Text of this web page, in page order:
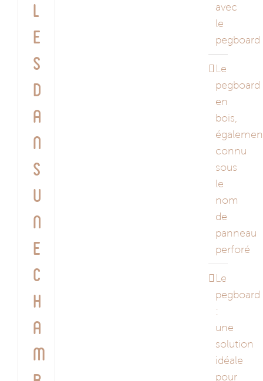
e
s
d
a
n
s
u
n
e
c
h
a
m
avec
le
pegboard
Le
pegboard
en
bois,
connu
sous
le
nom
de
panneau
perforé
Le
pegboard
:
une
solution
idéale
pour